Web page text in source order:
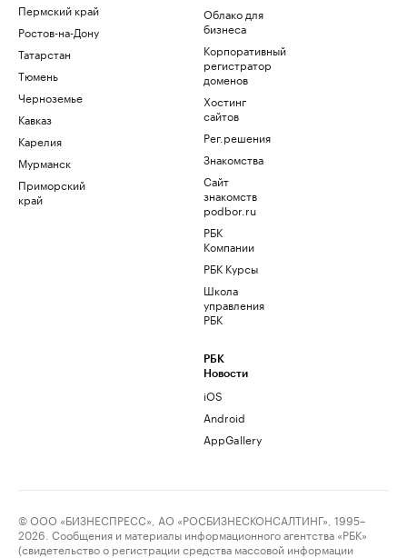
Пермский край
Ростов-на-Дону
Татарстан
Тюмень
Черноземье
Кавказ
Карелия
Мурманск
Приморский
край
Облако для
бизнеса
Корпоративный
регистратор
доменов
Хостинг
сайтов
Рег.решения
Знакомства
Сайт
знакомств
podbor.ru
РБК
Компании
РБК Курсы
Школа
управления
РБК
РБК
Новости
iOS
Android
AppGallery
© ООО «БИЗНЕСПРЕСС», АО «РОСБИЗНЕСКОНСАЛТИНГ», 1995–
2026. Сообщения и материалы информационного агентства «РБК»
(свидетельство о регистрации средства массовой информации